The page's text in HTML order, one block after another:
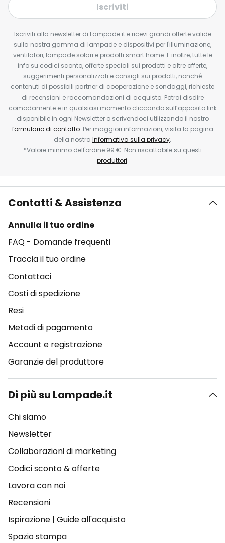
Iscriviti
Iscriviti alla newsletter di Lampade.it e ricevi grandi offerte valide
sulla nostra gamma di lampade e dispositivi per l'illuminazione,
ventilatori, lampade solari e prodotti smart home. E inoltre, tutte le
info su codici sconto, offerte speciali sui prodotti e altre offerte,
suggerimenti personalizzati e consigli sui prodotti, nonché
contenuti di possibili partner di cooperazione e sondaggi, richieste
di recensioni e raccomandazioni di acquisto. Potrai disdire
comodamente e in qualsiasi momento cliccando sull’apposito link
disponibile in ogni Newsletter o scrivendoci utilizzando il nostro
formulario di contatto. Per maggiori informazioni, visita la pagina
della nostra Informativa sulla privacy.
*Valore minimo dell'ordine 99 €. Non riscattabile su questi
produttori.
Contatti & Assistenza
Annulla il tuo ordine
FAQ - Domande frequenti
Traccia il tuo ordine
Contattaci
Costi di spedizione
Resi
Metodi di pagamento
Account e registrazione
Garanzie del produttore
Di più su Lampade.it
Chi siamo
Newsletter
Collaborazioni di marketing
Codici sconto & offerte
Lavora con noi
Recensioni
Ispirazione | Guide all'acquisto
Spazio stampa